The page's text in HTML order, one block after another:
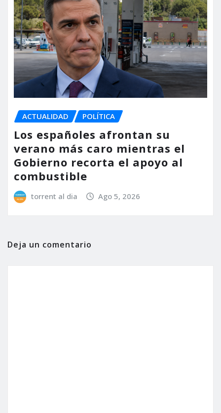
ACTUALIDAD POLÍTICA
Los españoles afrontan su
verano más caro mientras el
Gobierno recorta el apoyo al
combustible
torrent al dia Ago 5, 2026
Deja un comentario